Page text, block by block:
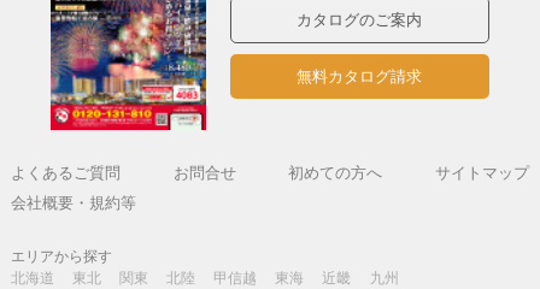
カタログのご案内
無料カタログ請求
よくあるご質問 お問合せ 初めての方へ
サイトマップ
会社概要・規約等
エリアから探す
北海道
東北 関東 北陸 甲信越 東海 近畿 九州